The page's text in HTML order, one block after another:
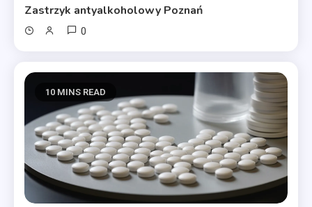
Zastrzyk antyalkoholowy Poznań
0
10 MINS READ